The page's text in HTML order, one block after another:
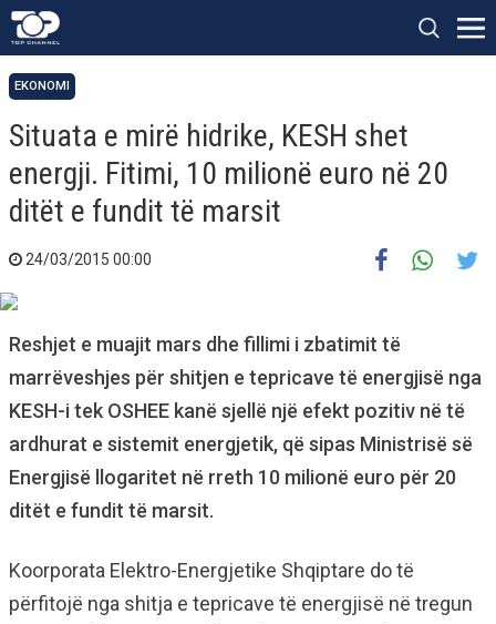
EKONOMI
Situata e mirë hidrike, KESH shet
energji. Fitimi, 10 milionë euro në 20
ditët e fundit të marsit
24/03/2015 00:00
Reshjet e muajit mars dhe fillimi i zbatimit të
marrëveshjes për shitjen e tepricave të energjisë nga
KESH-i tek OSHEE kanë sjellë një efekt pozitiv në të
ardhurat e sistemit energjetik, që sipas Ministrisë së
Energjisë llogaritet në rreth 10 milionë euro për 20
ditët e fundit të marsit.
Koorporata Elektro-Energjetike Shqiptare do të
përfitojë nga shitja e tepricave të energjisë në tregun